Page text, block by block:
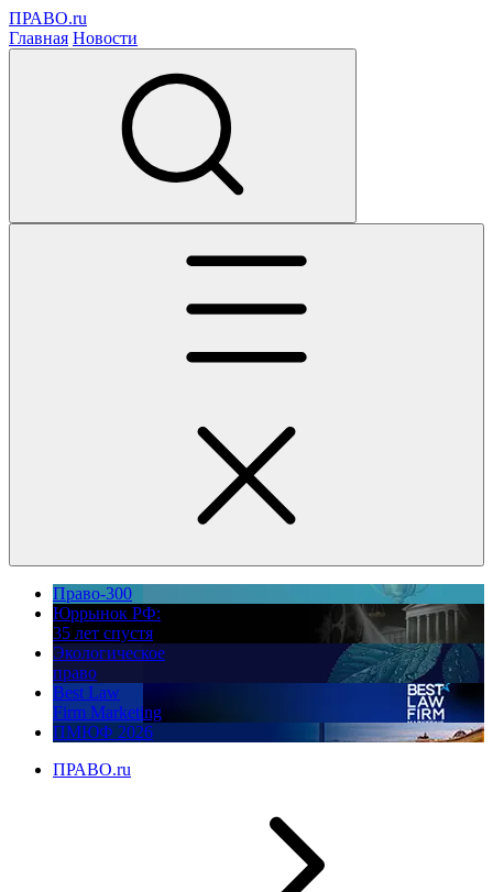
ПРАВО.ru
Главная Новости
Право-300
Юррынок РФ:
35 лет спустя
Экологическое
право
Best Law
Firm Marketing
ПМЮФ 2026
ПРАВО.ru